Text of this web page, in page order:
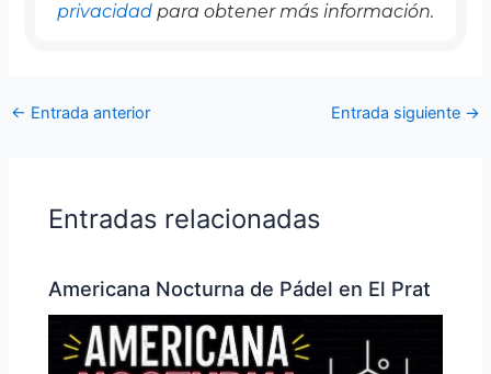
privacidad para obtener más información.
← Entrada anterior Entrada siguiente →
Entradas relacionadas
Americana Nocturna de Pádel en El Prat